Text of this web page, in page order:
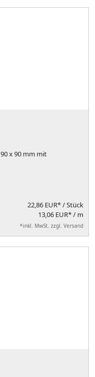
x 90 mm mit
22,86 EUR*/ Stück
13,06 EUR* / m
*inkl. MwSt. zzgl. Versand